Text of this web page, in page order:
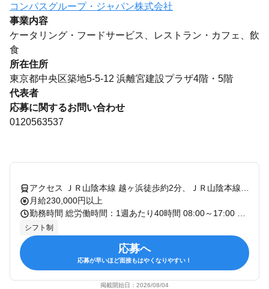
コンパスグループ・ジャパン株式会社
事業内容
ケータリング・フードサービス、レストラン・カフェ、飲
食
所在住所
東京都中央区築地5-5-12 浜離宮建設プラザ4階・5階
代表者
応募に関するお問い合わせ
0120563537
月給230,000円以上
シフト制
応募へ
応募が早いほど面接もはやくなりやすい！
掲載開始日： 2026/08/04